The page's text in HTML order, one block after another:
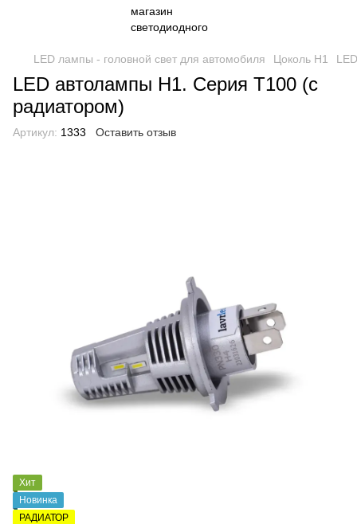
LED лампы - головной свет для автомобиля Цоколь H1
LED автолампы H1. Серия T100 (с
радиатором)
Артикул: 1333 Оставить отзыв
Хит
Новинка
РАДИАТОР